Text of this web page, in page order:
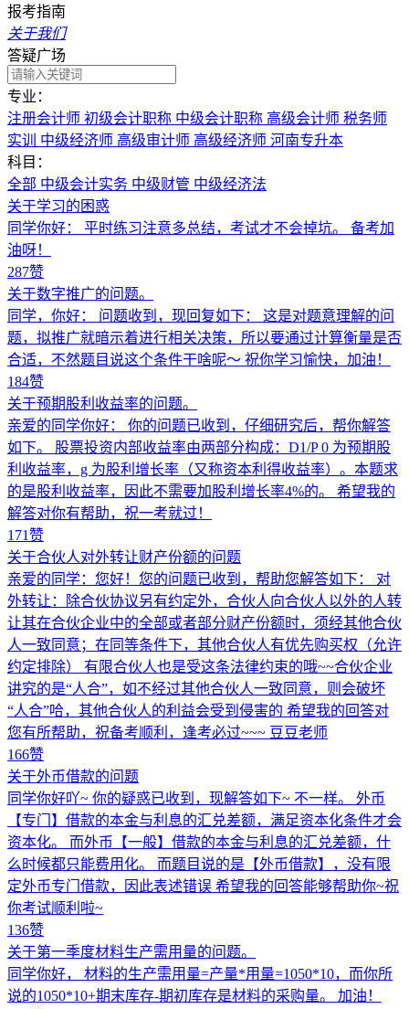
报考指南
关于我们
答疑广场
专业：
注册会计师 初级会计职称 中级会计职称 高级会计师 税务师
实训 中级经济师 高级审计师 高级经济师 河南专升本
科目：
全部 中级会计实务 中级财管 中级经济法
关于学习的困惑
同学你好： 平时练习注意多总结，考试才不会掉坑。 备考加
油呀！
287赞
关于数字推广的问题。
同学，你好： 问题收到，现回复如下： 这是对题意理解的问
题，拟推广就暗示着进行相关决策，所以要通过计算衡量是否
合适，不然题目说这个条件干啥呢～ 祝你学习愉快，加油！
184赞
关于预期股利收益率的问题。
亲爱的同学你好： 你的问题已收到，仔细研究后，帮你解答
如下。 股票投资内部收益率由两部分构成：D1/P 0 为预期股
利收益率，g 为股利增长率（又称资本利得收益率）。本题求
的是股利收益率，因此不需要加股利增长率4%的。 希望我的
解答对你有帮助，祝一考就过！
171赞
关于合伙人对外转让财产份额的问题
亲爱的同学：您好！您的问题已收到，帮助您解答如下： 对
外转让：除合伙协议另有约定外，合伙人向合伙人以外的人转
让其在合伙企业中的全部或者部分财产份额时，须经其他合伙
人一致同意；在同等条件下，其他合伙人有优先购买权（允许
约定排除） 有限合伙人也是受这条法律约束的哦~~合伙企业
讲究的是“人合”，如不经过其他合伙人一致同意，则会破坏
“人合”哈，其他合伙人的利益会受到侵害的 希望我的回答对
您有所帮助，祝备考顺利，逢考必过~~~ 豆豆老师
166赞
关于外币借款的问题
同学你好吖~ 你的疑惑已收到，现解答如下~ 不一样。 外币
【专门】借款的本金与利息的汇兑差额，满足资本化条件才会
资本化。 而外币【一般】借款的本金与利息的汇兑差额，什
么时候都只能费用化。 而题目说的是【外币借款】，没有限
定外币专门借款，因此表述错误 希望我的回答能够帮助你~祝
你考试顺利啦~
136赞
关于第一季度材料生产需用量的问题。
同学你好， 材料的生产需用量=产量*用量=1050*10，而你所
说的1050*10+期末库存-期初库存是材料的采购量。 加油！